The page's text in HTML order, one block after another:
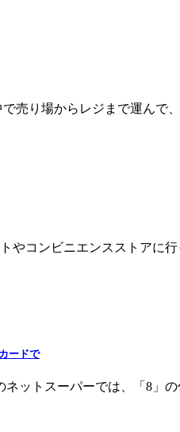
売り場からレジまで運んで
やコンビニエンスストアに
ードで
ットスーパーでは、「8」の